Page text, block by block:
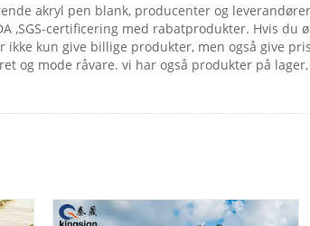
akryl pen blank, producenter og
,SGS-certificering med rabatprodukter. Hvis
kun give billige produkter, men også give
og mode råvare. vi har også produkter på